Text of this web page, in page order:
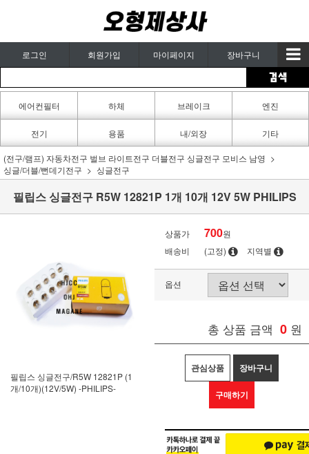
로그인 회원가입 마이페이지 장바구니
에어컨필터
카페인트
하체 브레이크 엔진
전기 용품 내/외장 기타
(전구/램프) 자동차전구 벌브 라이트전구 더블전구 싱글전구 모비스 남영
싱글/더블/뻔데기전구
싱글전구
필립스 싱글전구 R5W 12821P 1개 10개 12V 5W PHILIPS
필립스 싱글전구/R5W 12821P (1
개/10개)(12V/5W) -PHILIPS-
상품가 700원
배송비
(고정) 지역별
옵션
총 상품 금액 0 원
관심상품 장바구니
구매하기